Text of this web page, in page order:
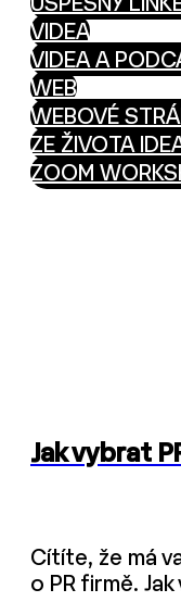
ÚSPĚŠNÝ
VIDEA
VIDEA A
WEB
WEBOVÉ
ZE ŽIVOTA
ZOOM
Jak vybrat
Cítíte, že má
o PR firmě.